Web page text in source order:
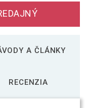
A ČLÁNKY
RECENZIA